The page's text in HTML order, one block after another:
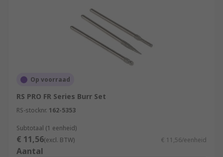
Op voorraad
RS PRO FR Series Burr Set
RS-stocknr. 162-5353
Subtotaal (1 eenheid)
€ 11,56(excl. BTW) € 11,56/eenheid
Aantal